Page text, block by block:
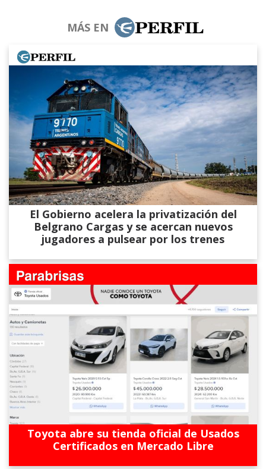
MÁS EN
El Gobierno acelera la privatización del
Belgrano Cargas y se acercan nuevos
jugadores a pulsear por los trenes
Toyota abre su tienda oficial de Usados
Certificados en Mercado Libre